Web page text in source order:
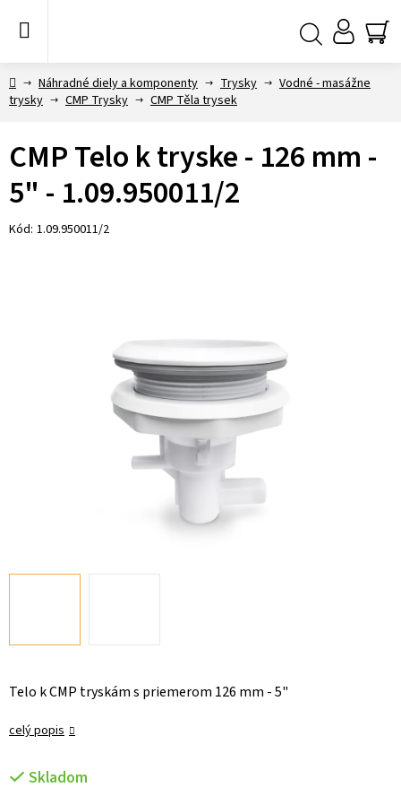
DomovNáhradné diely a komponenty Trysky
Vodné - masážne
trysky
CMP Trysky CMP Těla trysek
Telo k CMP tryskám s priemerom 126 mm - 5"
celý popis
Skladom
CMP Telo k tryske - 126 mm -
5" - 1.09.950011/2
Kód: 1.09.950011/2